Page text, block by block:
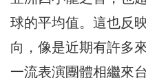
球的平均值。這也反
向，像是近期有許多
一流表演團體相繼來